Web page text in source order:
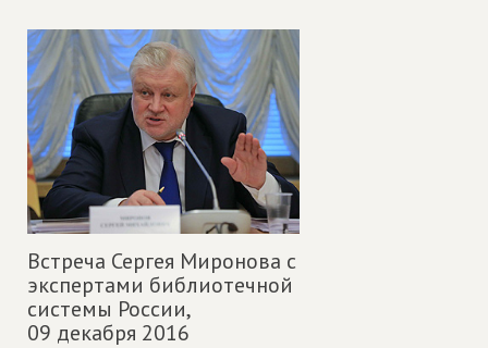
Встреча Сергея Миронова с
экспертами библиотечной
системы России,
09 декабря 2016